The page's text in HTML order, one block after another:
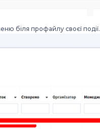
біля профайлу своєї події.